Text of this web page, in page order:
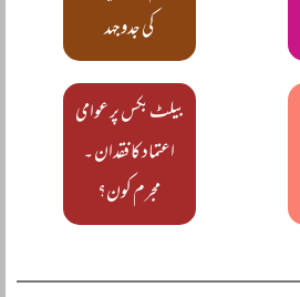
کی جدوجہد
بیلٹ بکس پر عوامی
اعتماد کا فقدان ۔
مجرم کون؟